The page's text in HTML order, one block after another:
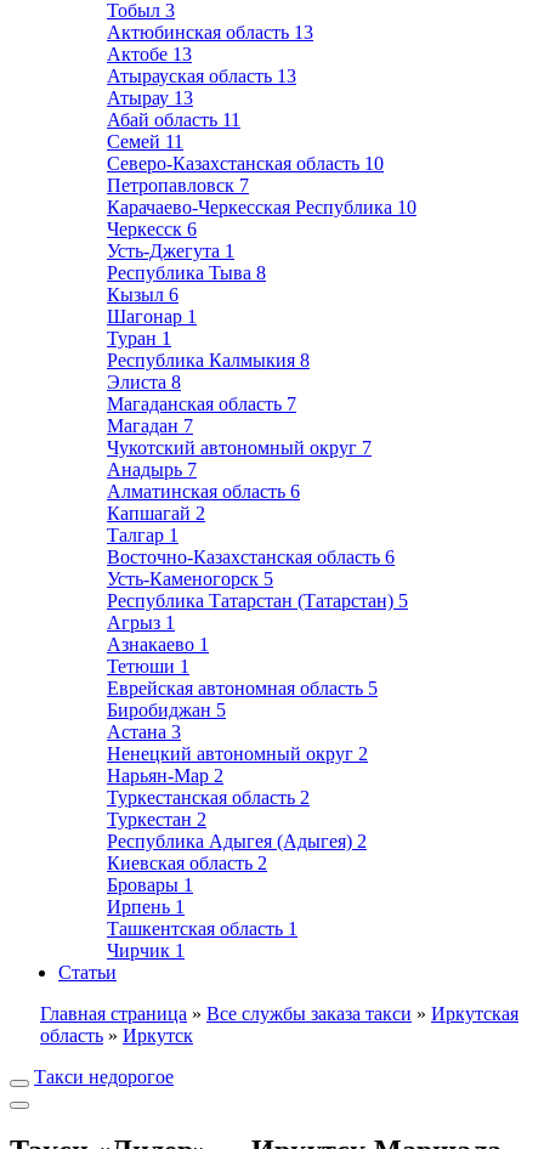
Тобыл 3
Актюбинская область 13
Актобе 13
Атырауская область 13
Атырау 13
Абай область 11
Семей 11
Северо-Казахстанская область 10
Петропавловск 7
Карачаево-Черкесская Республика 10
Черкесск 6
Усть-Джегута 1
Республика Тыва 8
Кызыл 6
Шагонар 1
Туран 1
Республика Калмыкия 8
Элиста 8
Магаданская область 7
Магадан 7
Чукотский автономный округ 7
Анадырь 7
Алматинская область 6
Капшагай 2
Талгар 1
Восточно-Казахстанская область 6
Усть-Каменогорск 5
Республика Татарстан (Татарстан) 5
Агрыз 1
Азнакаево 1
Тетюши 1
Еврейская автономная область 5
Биробиджан 5
Астана 3
Ненецкий автономный округ 2
Нарьян-Мар 2
Туркестанская область 2
Туркестан 2
Республика Адыгея (Адыгея) 2
Киевская область 2
Бровары 1
Ирпень 1
Ташкентская область 1
Чирчик 1
Статьи
Главная страница » Все службы заказа такси » Иркутская
область » Иркутск
Такси недорогое